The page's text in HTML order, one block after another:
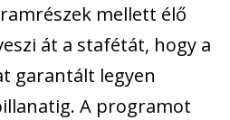
mellett élő
át a stafétát, hogy a
garantált legyen
A programot